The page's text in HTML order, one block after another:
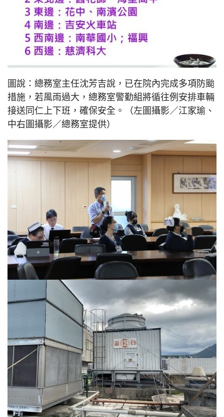
圖說：總務室主任沈芳吉說，已在院內完成多項防颱
措施，若風雨過大，總務室警勤組將循往例安排車輛
接送同仁上下班，確保安全。（左圖攝影／江家瑜、
中右圖攝影／總務室提供）